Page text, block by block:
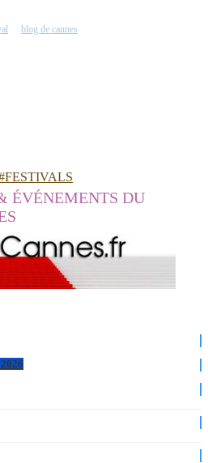
blog de cannes
ÉVÉNEMENTS DU